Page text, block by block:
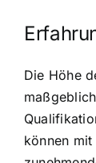
Die Höhe
können